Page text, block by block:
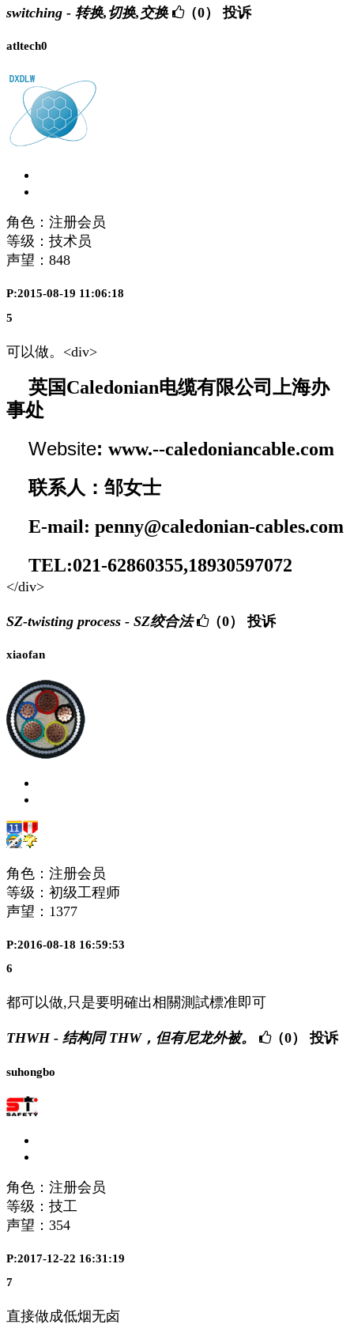
switching - 转换,切换,交换 （0） 投诉
atltech0
角色：注册会员
等级：技术员
声望： 848
P:2015-08-19 11:06:18
5
可以做。<div>
英国Caledonian电缆有限公司上海办
事处
Website: www.--caledoniancable.com
联系人：邹女士
E-mail: penny@caledonian-cables.com
TEL:021-62860355,18930597072
</div>
SZ-twisting process - SZ绞合法 （0） 投诉
xiaofan
角色：注册会员
等级：初级工程师
声望： 1377
P:2016-08-18 16:59:53
6
都可以做,只是要明確出相關測試標准即可
THWH - 结构同 THW，但有尼龙外被。 （0） 投诉
suhongbo
角色：注册会员
等级：技工
声望： 354
P:2017-12-22 16:31:19
7
直接做成低烟无卤